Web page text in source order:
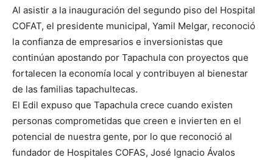
Al asistir a la inauguración del segundo piso del Hospital
COFAT, el presidente municipal, Yamil Melgar, reconoció
la confianza de empresarios e inversionistas que
continúan apostando por Tapachula con proyectos que
fortalecen la economía local y contribuyen al bienestar
de las familias tapachultecas.
El Edil expuso que Tapachula crece cuando existen
personas comprometidas que creen e invierten en el
potencial de nuestra gente, por lo que reconoció al
fundador de Hospitales COFAS, José Ignacio Ávalos